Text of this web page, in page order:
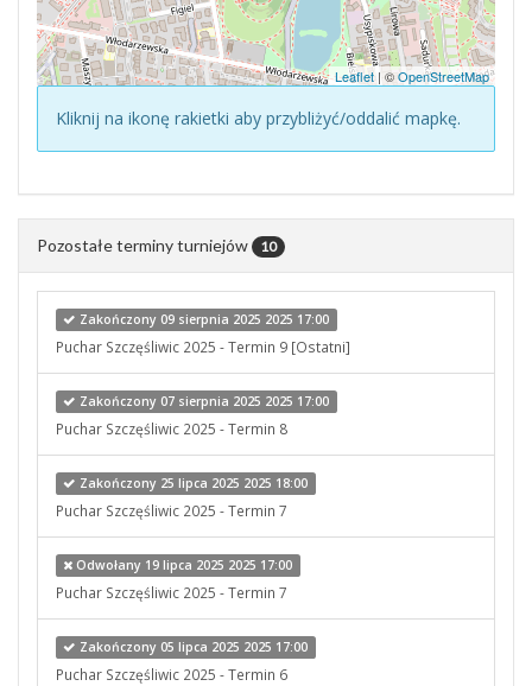
Leaflet| ©OpenStreetMap
Kliknij na ikonę rakietki aby przybliżyć/oddalić mapkę.
Pozostałe terminy turniejów 10
Zakończony 09 sierpnia 2025 2025 17:00
Puchar Szczęśliwic 2025 - Termin 9 [Ostatni]
Zakończony 07 sierpnia 2025 2025 17:00
Puchar Szczęśliwic 2025 - Termin 8
Zakończony 25 lipca 2025 2025 18:00
Puchar Szczęśliwic 2025 - Termin 7
Odwołany 19 lipca 2025 2025 17:00
Puchar Szczęśliwic 2025 - Termin 7
Zakończony 05 lipca 2025 2025 17:00
Puchar Szczęśliwic 2025 - Termin 6